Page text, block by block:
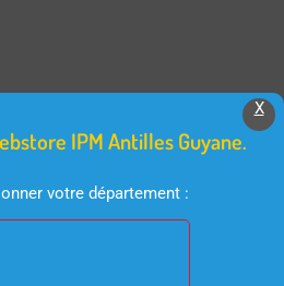
X
IPM Antilles Guyane.
votre département :